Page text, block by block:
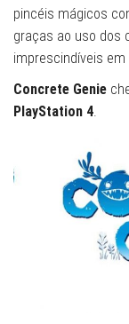
pincéis mágicos
graças ao uso dos
imprescindíveis
Concrete Genie
PlayStation 4.